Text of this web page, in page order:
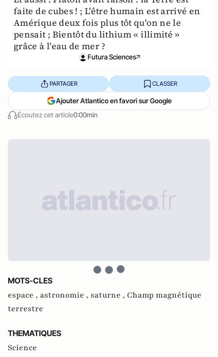
faite de cubes ! ; L'être humain est arrivé en
Amérique deux fois plus tôt qu'on ne le
pensait ; Bientôt du lithium « illimité »
grâce à l'eau de mer ?
Futura Sciences
Écoutez cet article0:00min
PARTAGER CLASSER
Ajouter Atlantico en favori sur Google
MOTS-CLES
espace , astronomie , saturne , Champ magnétique
terrestre
THEMATIQUES
Science